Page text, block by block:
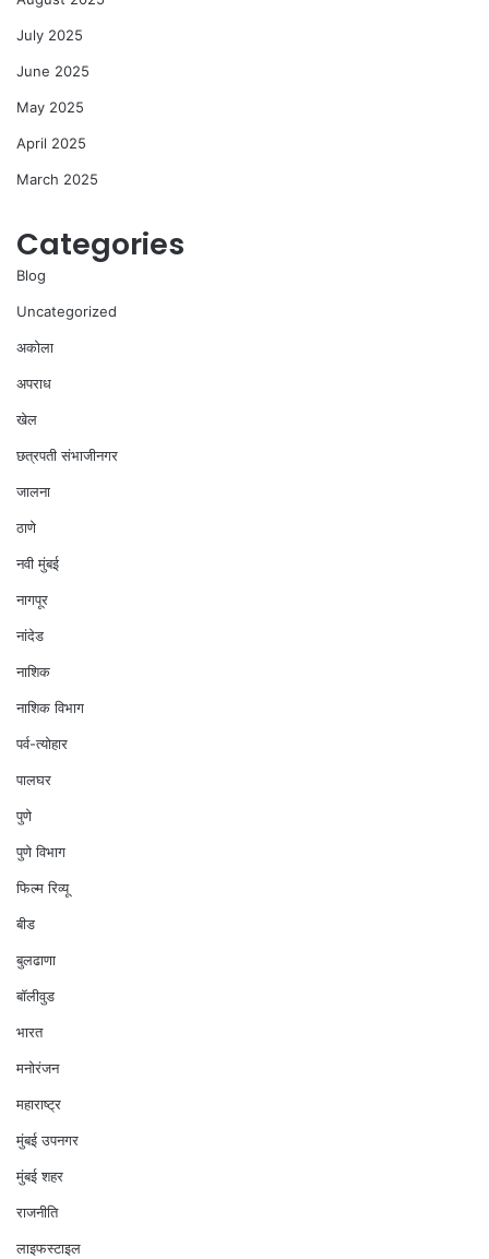
July 2025
June 2025
May 2025
April 2025
March 2025
Categories
Blog
Uncategorized
अकोला
अपराध
खेल
छत्रपती संभाजीनगर
जालना
ठाणे
नवी मुंबई
नागपूर
नांदेड
नाशिक
नाशिक विभाग
पर्व-त्योहार
पालघर
पुणे
पुणे विभाग
फिल्म रिव्यू
बीड
बुलढाणा
बॉलीवुड
भारत
मनोरंजन
महाराष्ट्र
मुंबई उपनगर
मुंबई शहर
राजनीति
लाइफस्टाइल